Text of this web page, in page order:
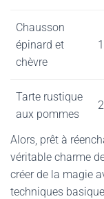
Chausson
épinard et
chèvre
Tarte rustique
aux pommes
Alors, prêt à
véritable charme
créer de la magie
techniques